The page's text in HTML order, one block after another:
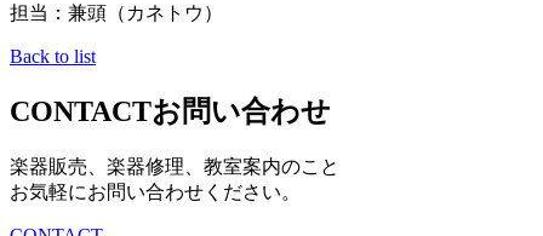
担当：兼頭（カネトウ）
Back to list
CONTACTお問い合わせ
楽器販売、楽器修理、教室案内のこと
お気軽にお問い合わせください。